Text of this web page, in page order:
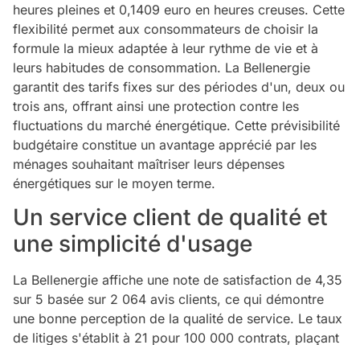
heures pleines et 0,1409 euro en heures creuses. Cette
flexibilité permet aux consommateurs de choisir la
formule la mieux adaptée à leur rythme de vie et à
leurs habitudes de consommation. La Bellenergie
garantit des tarifs fixes sur des périodes d'un, deux ou
trois ans, offrant ainsi une protection contre les
fluctuations du marché énergétique. Cette prévisibilité
budgétaire constitue un avantage apprécié par les
ménages souhaitant maîtriser leurs dépenses
énergétiques sur le moyen terme.
Un service client de qualité et
une simplicité d'usage
La Bellenergie affiche une note de satisfaction de 4,35
sur 5 basée sur 2 064 avis clients, ce qui démontre
une bonne perception de la qualité de service. Le taux
de litiges s'établit à 21 pour 100 000 contrats, plaçant